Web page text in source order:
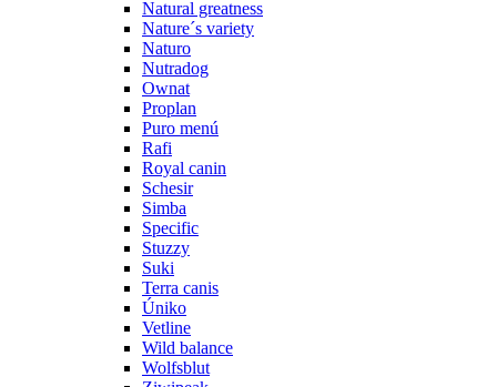
Natural greatness
Nature´s variety
Naturo
Nutradog
Ownat
Proplan
Puro menú
Rafi
Royal canin
Schesir
Simba
Specific
Stuzzy
Suki
Terra canis
Úniko
Vetline
Wild balance
Wolfsblut